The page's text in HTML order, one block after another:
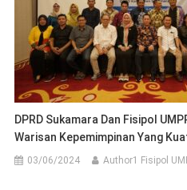
DPRD Sukamara Dan Fisipol
Warisan Kepemimpinan Yang
03/06/2024 Author1 Fisipol